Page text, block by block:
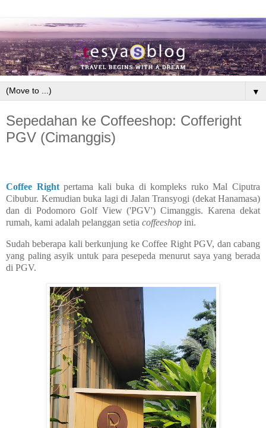
▼
Sepedahan ke Coffeeshop: Cofferight
PGV (Cimanggis)
Coffee Rightpertama kali buka di kompleks ruko Mal Ciputra
Cibubur. Kemudian buka lagi di Jalan Transyogi (dekat Hanamasa)
dan di Podomoro Golf View ('PGV') Cimanggis. Karena dekat
rumah, kami adalah pelanggan setia coffeeshop ini.
Sudah beberapa kali berkunjung ke Coffee Right PGV, dan cabang
yang paling asyik untuk para pesepeda menurut saya yang berada
di PGV.